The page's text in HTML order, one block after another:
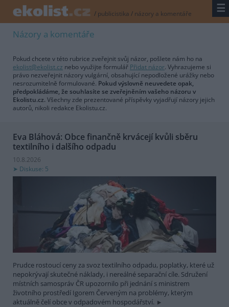
/ publicistika / názory a komentáře ☰
Názory a komentáře
Pokud chcete v této rubrice zveřejnit svůj názor, pošlete nám ho na
ekolist@ekolist.cz nebo využijte formulář Přidat názor. Vyhrazujeme si
právo nezveřejnit názory vulgární, obsahující nepodložené urážky nebo
nesrozumitelně formulované. Pokud výslovně neuvedete opak,
předpokládáme, že souhlasíte se zveřejněním vašeho názoru v
Ekolistu.cz. Všechny zde prezentované příspěvky vyjadřují názory jejich
autorů, nikoli redakce Ekolistu.cz.
Eva Bláhová: Obce finančně krvácejí kvůli sběru
textilního i dalšího odpadu
10.8.2026
Diskuse: 5
Prudce rostoucí ceny za svoz textilního odpadu, poplatky, které už
nepokrývají skutečné náklady, i nereálné separační cíle. Sdružení
místních samospráv ČR upozornilo při jednání s ministrem
životního prostředí Igorem Červeným na problémy, kterým
aktuálně čelí obce v odpadovém hospodářství.